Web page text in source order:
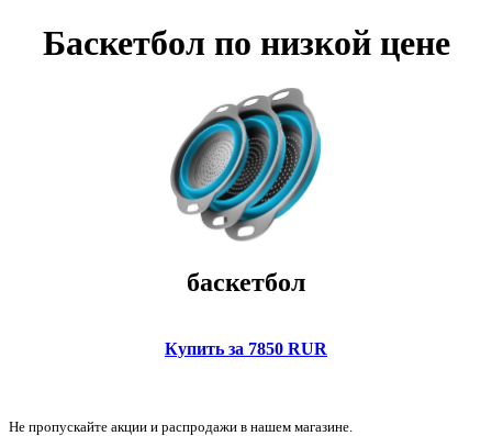
Баскетбол по низкой цене
баскетбол
Купить за 7850 RUR
Не пропускайте акции и распродажи в нашем магазине.